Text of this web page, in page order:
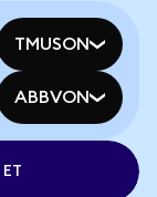
TMUSON
ABBVON